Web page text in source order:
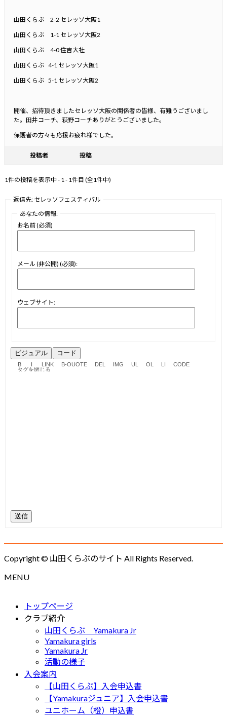
山田くらぶ 2-2 セレッソ大阪1
山田くらぶ 1-1 セレッソ大阪2
山田くらぶ 4-0 住吉大社
山田くらぶ 4-1 セレッソ大阪1
山田くらぶ 5-1 セレッソ大阪2
開催、招待頂きましたセレッソ大阪の関係者の皆様、有難うございまし
た。田井コーチ、萩野コーチありがとうございました。
保護者の方々も応援お疲れ様でした。
投稿者 投稿
1件の投稿を表示中 - 1 - 1件目 (全1件中)
返信先: セレッソフェスティバル
あなたの情報:
お名前 (必須)
メール (非公開) (必須):
ウェブサイト:
ビジュアル コード
送信
Copyright © 山田くらぶのサイト All Rights Reserved.
MENU
トップページ
クラブ紹介
山田くらぶ Yamakura Jr
Yamakura girls
Yamakura Jr
活動の様子
入会案内
【山田くらぶ】入会申込書
【Yamakuraジュニア】入会申込書
ユニホーム（橙）申込書